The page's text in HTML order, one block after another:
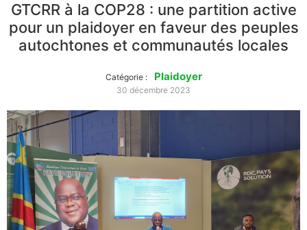
GTCRR à la COP28 : une partition active
pour un plaidoyer en faveur des peuples
autochtones et communautés locales
Catégorie : Plaidoyer
30 décembre 2023